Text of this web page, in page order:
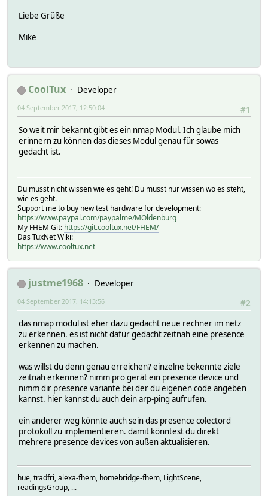
Liebe Grüße
Mike
CoolTux
Developer
#1
04 September 2017, 12:50:04
So weit mir bekannt gibt es ein nmap Modul. Ich glaube mich
erinnern zu können das dieses Modul genau für sowas
gedacht ist.
Du musst nicht wissen wie es geht! Du musst nur wissen wo es steht,
wie es geht.
Support me to buy new test hardware for development:
https://www.paypal.com/paypalme/MOldenburg
My FHEM Git: https://git.cooltux.net/FHEM/
Das TuxNet Wiki:
https://www.cooltux.net
justme1968
Developer
#2
04 September 2017, 14:13:56
das nmap modul ist eher dazu gedacht neue rechner im netz
zu erkennen. es ist nicht dafür gedacht zeitnah eine presence
erkennen zu machen.
was willst du denn genau erreichen? einzelne bekennte ziele
zeitnah erkennen? nimm pro gerät ein presence device und
nimm dir presence variante bei der du eigenen code angeben
kannst. hier kannst du auch dein arp-ping aufrufen.
ein anderer weg könnte auch sein das presence colectord
protokoll zu implementieren. damit könntest du direkt
mehrere presence devices von außen aktualisieren.
hue, tradfri, alexa-fhem, homebridge-fhem, LightScene,
readingsGroup, ...